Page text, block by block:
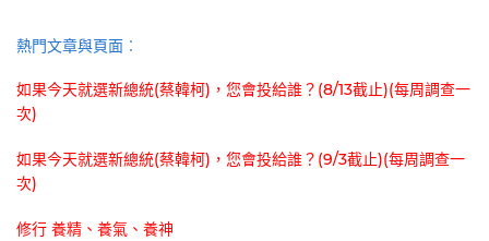
熱門文章與頁面︰
如果今天就選新總統(蔡韓柯)，您會投給誰？(8/13截止)(每周調查一
次)
如果今天就選新總統(蔡韓柯)，您會投給誰？(9/3截止)(每周調查一
次)
修行 養精、養氣、養神